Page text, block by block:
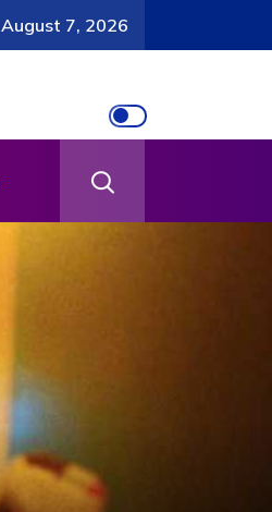
August 7, 2026